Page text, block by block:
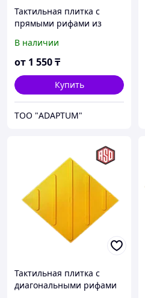
Тактильная плитка с
прямыми рифами из
мм
В наличии
от 1 550₸
Купить
ТОО "ADAPTUM"
Тактильная плитка с
диагональными рифами